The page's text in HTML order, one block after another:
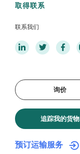
取得联系
联系我们
询价
追踪我的货物
预订运输服务